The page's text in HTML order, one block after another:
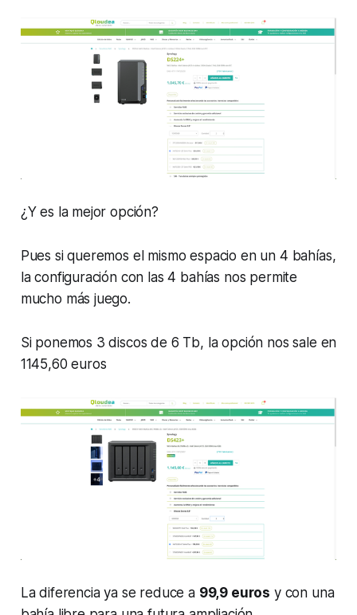
¿Y es la mejor opción?
Pues si queremos el mismo espacio en un 4 bahías,
la configuración con las 4 bahías nos permite
mucho más juego.
Si ponemos 3 discos de 6 Tb, la opción nos sale en
1145,60 euros
La diferencia ya se reduce a 99,9 euros y con una